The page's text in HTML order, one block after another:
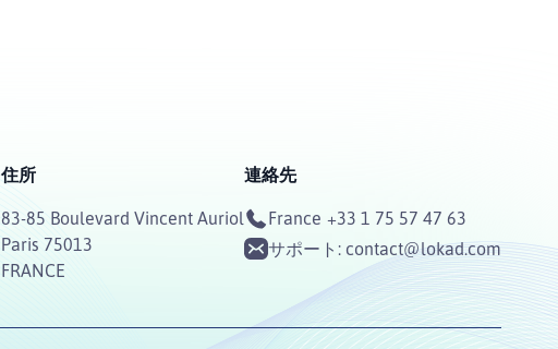
住所
83-85 Boulevard Vincent Auriol
Paris 75013
FRANCE
連絡先
France +33 1 75 57 47 63
サポート: contact@lokad.com